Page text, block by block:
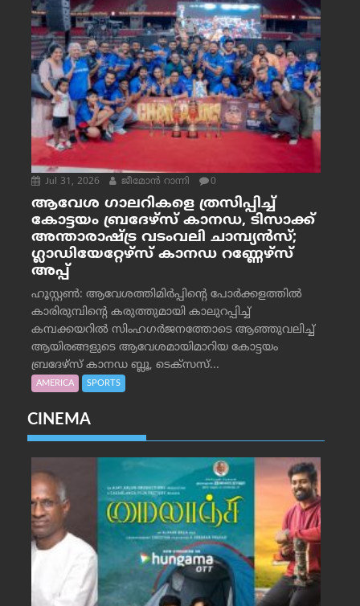
Jul 31, 2026 ജീമോന്‍ റാന്നി 0
ആവേശ ഗാലറികളെ ത്രസിപ്പിച്ച്
കോട്ടയം ബ്രദേഴ്‌സ് കാനഡ, ടിസാക്ക്
അന്താരാഷ്ട്ര വടംവലി ചാമ്പ്യന്‍സ്;
ഗ്ലാഡിയേറ്റേഴ്‌സ് കാനഡ റണ്ണേഴ്‌സ്
അപ്പ്
ഹൂസ്റ്റണ്‍: ആവേശത്തിമിര്‍പ്പിന്റെ പോര്‍ക്കളത്തില്‍
കാരിരുമ്പിന്റെ കരുത്തുമായി കാലുറപ്പിച്ച്
കമ്പക്കയറില്‍ സിംഹഗര്‍ജനത്തോടെ ആഞ്ഞുവലിച്ച്
ആയിരങ്ങളുടെ ആവേശമായിമാറിയ കോട്ടയം
ബ്രദേഴ്‌സ് കാനഡ ബ്ലൂ, ടെക്‌സസ്...
AMERICA SPORTS
CINEMA